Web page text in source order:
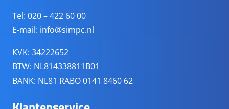
Tel: 020 – 422 60 00
E-mail: info@simpc.nl
KVK: 34222652
BTW: NL814338811B01
BANK: NL81 RABO 0141 8460 62